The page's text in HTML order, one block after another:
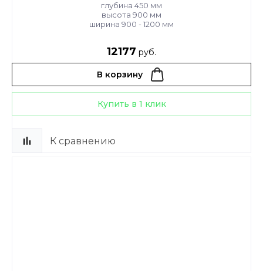
глубина 450 мм
высота 900 мм
ширина 900 - 1200 мм
12177 руб.
В корзину
Купить в 1 клик
К сравнению